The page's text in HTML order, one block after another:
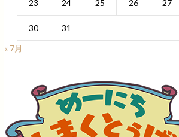
23 24 25 26 27
30
31
« 7月